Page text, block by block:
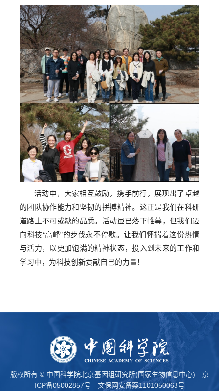
活动中，大家相互鼓励，携手前行，展现出了卓越
的团队协作能力和坚韧的拼搏精神。这正是我们在科研
道路上不可或缺的品质。活动虽已落下帷幕，但我们迈
向科技“高峰”的步伐永不停歇。让我们怀揣着这份热情
与活力，以更加饱满的精神状态，投入到未来的工作和
学习中，为科技创新贡献自己的力量！
版权所有 © 中国科学院北京基因组研究所(国家生物信息中心) 京
ICP备05002857号
文保网安备案1101050063号